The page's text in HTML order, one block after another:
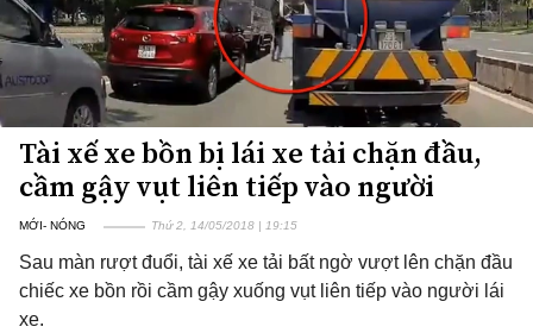
Tài xế xe bồn bị lái xe tải chặn đầu,
cầm gậy vụt liên tiếp vào người
MỚI- NÓNG Thứ 2, 14/05/2018 | 19:15
Sau màn rượt đuổi, tài xế xe tải bất ngờ vượt lên chặn đầu
chiếc xe bồn rồi cầm gậy xuống vụt liên tiếp vào người lái
xe.